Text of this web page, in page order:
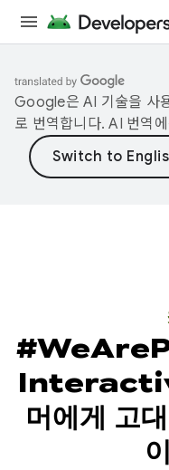
Google은 AI 기술을 사
로 번역합니다. AI 번역
머에게 고